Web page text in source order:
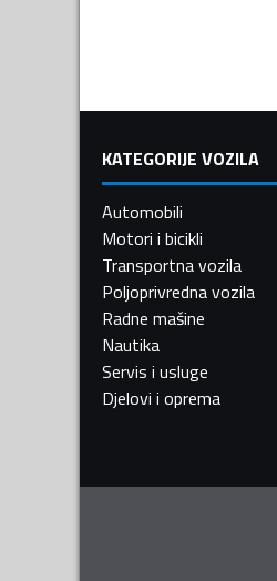
KATEGORIJE VOZILA
Automobili
Motori i bicikli
Transportna vozila
Poljoprivredna vozila
Radne mašine
Nautika
Servis i usluge
Djelovi i oprema